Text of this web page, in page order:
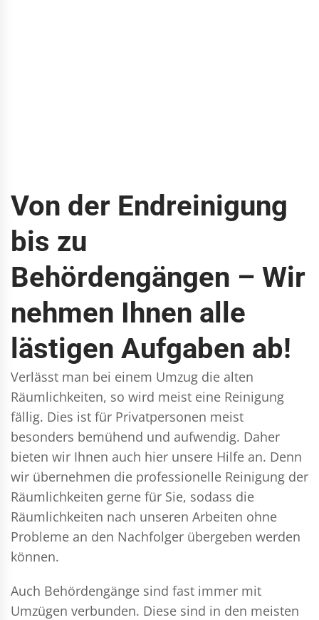
Von der Endreinigung
bis zu
Behördengängen – Wir
nehmen Ihnen alle
lästigen Aufgaben ab!
Verlässt man bei einem Umzug die alten
Räumlichkeiten, so wird meist eine Reinigung
fällig. Dies ist für Privatpersonen meist
besonders bemühend und aufwendig. Daher
bieten wir Ihnen auch hier unsere Hilfe an. Denn
wir übernehmen die professionelle Reinigung der
Räumlichkeiten gerne für Sie, sodass die
Räumlichkeiten nach unseren Arbeiten ohne
Probleme an den Nachfolger übergeben werden
können.
Auch Behördengänge sind fast immer mit
Umzügen verbunden. Diese sind in den meisten